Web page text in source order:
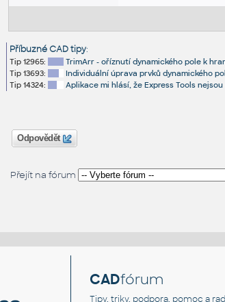
Příbuzné CAD tipy:
Tip 12965:
TrimArr - oříznutí dynamického pole k
Tip 13693:
Individuální úprava prvků dynamického
Tip 14324:
Aplikace mi hlásí, že Express Tools
Odpovědět
Přejít na fórum
CADfórum
Tipy, triky, podpora, pomoc a